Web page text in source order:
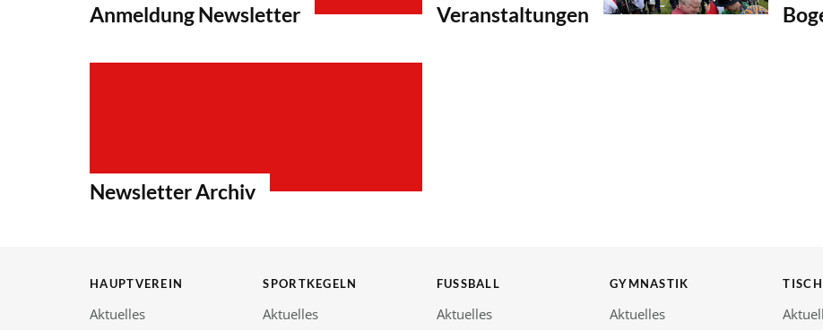
Anmeldung Newsletter Veranstaltungen
Newsletter Archiv
HAUPTVEREIN
Aktuelles
SPORTKEGELN
Aktuelles
FUSSBALL
Aktuelles
GYMNASTIK
Aktuelles